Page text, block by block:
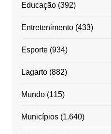
Educação(392)
Entretenimento(433)
Esporte(934)
Lagarto(882)
Mundo(115)
Municípios(1.640)